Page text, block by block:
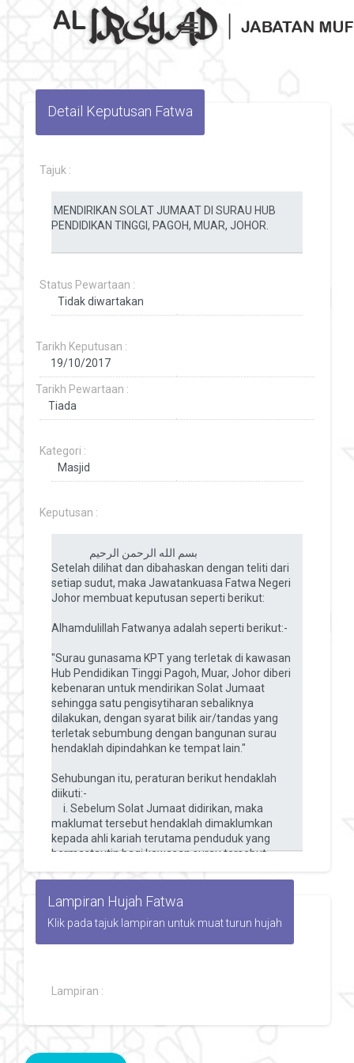
Toggle navigation
Detail Keputusan Fatwa
Tajuk :
Status Pewartaan :
Tarikh Keputusan :
Tarikh Pewartaan :
Kategori :
Keputusan :
Lampiran Hujah Fatwa
Klik pada tajuk lampiran untuk muat turun hujah
Lampiran :